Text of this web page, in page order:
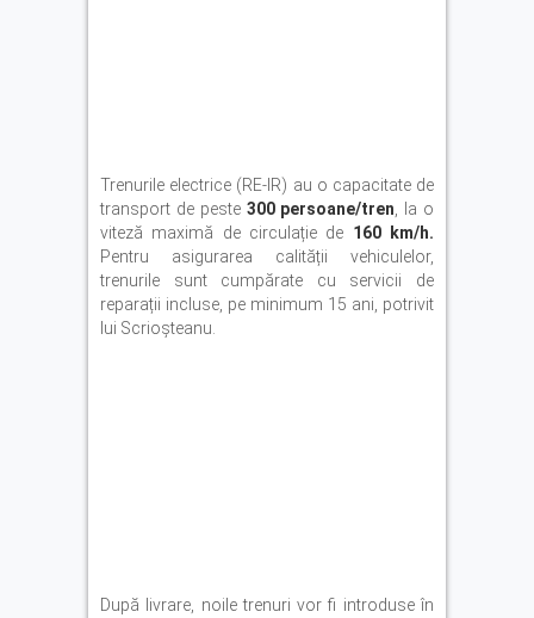
Trenurile electrice (RE-IR) au o capacitate de
transport de peste 300 persoane/tren , la o
viteză maximă de circulație de 160 km/h.
Pentru asigurarea calității vehiculelor,
trenurile sunt cumpărate cu servicii de
reparații incluse, pe minimum 15 ani, potrivit
lui Scrioșteanu.
După livrare, noile trenuri vor fi introduse în